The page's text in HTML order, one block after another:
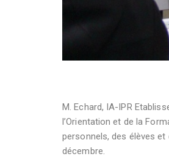
M. Echard, IA-IPR
l’Orientation et de la
personnels, des élèves
décembre.